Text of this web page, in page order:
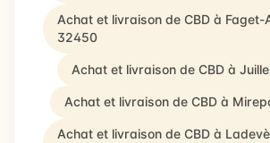
Achat et livraison de CBD à
32450
Achat et livraison de CBD à
Achat et livraison de CBD à
Achat et livraison de CBD à